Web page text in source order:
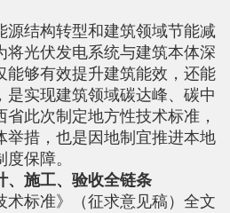
源结构转型和建筑领域节能减
将光伏发电系统与建筑本体深
能够有效提升建筑能效，还能
是实现建筑领域碳达峰、碳中
此次制定地方性技术标准，
举措，也是因地制宜推进本地
保障。
、施工、验收全链条
术标准》（征求意见稿）全文